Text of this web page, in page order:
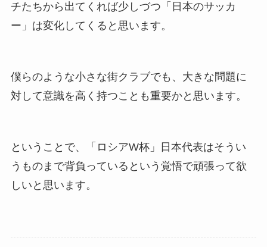
チたちから出てくれば少しづつ「日本のサッカ
ー」は変化してくると思います。
僕らのような小さな街クラブでも、大きな問題に
対して意識を高く持つことも重要かと思います。
ということで、「ロシアW杯」日本代表はそうい
うものまで背負っているという覚悟で頑張って欲
しいと思います。